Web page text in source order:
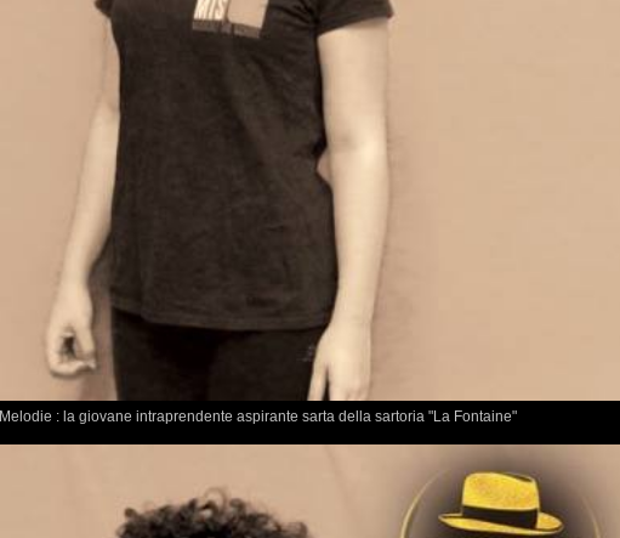
Melodie : la giovane intraprendente aspirante sarta della sartoria "La Fontaine"